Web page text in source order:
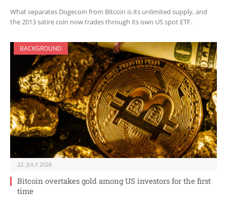
What separates Dogecoin from Bitcoin is its unlimited supply, and
the 2013 satire coin now trades through its own US spot ETF.
BACKGROUND
22. JULY 2026
Bitcoin overtakes gold among US investors for the first
time